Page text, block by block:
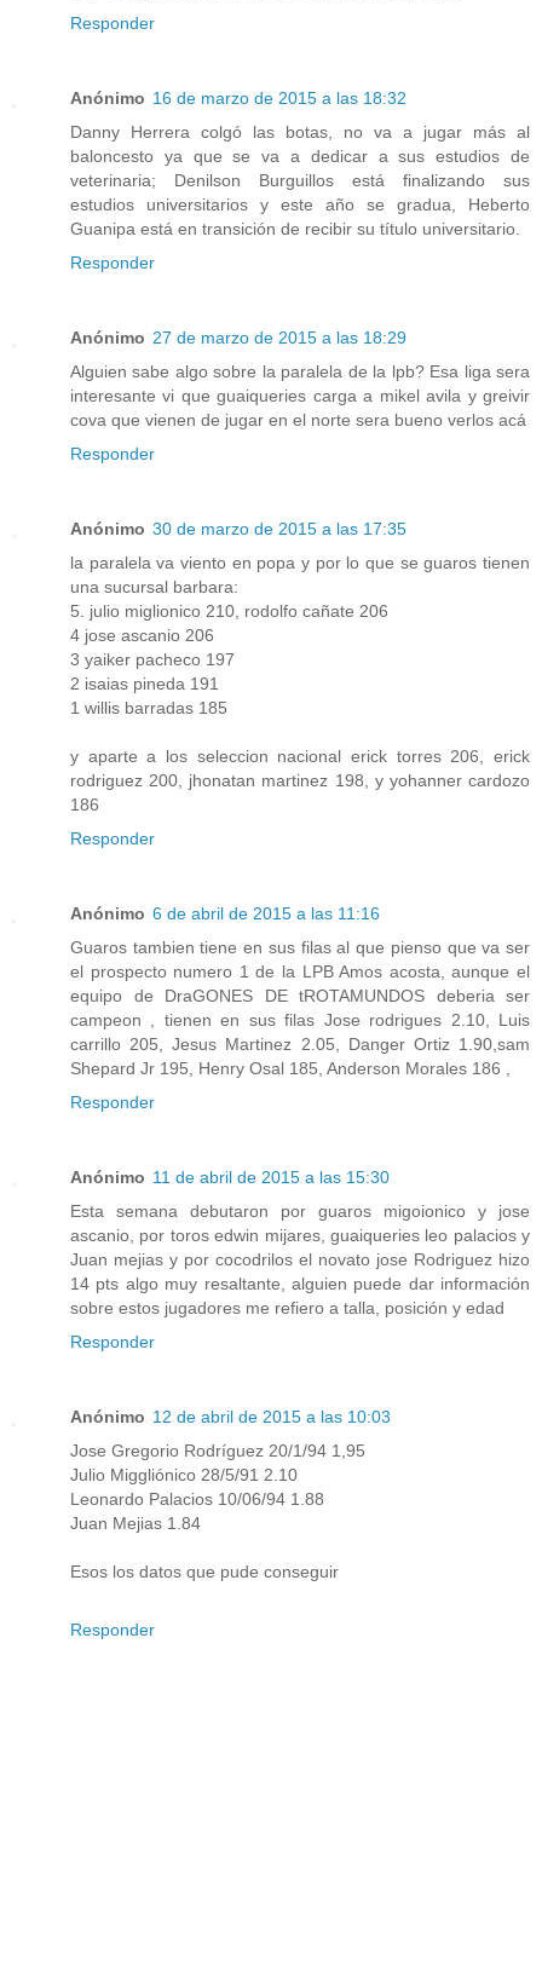
Responder
Anónimo 16 de marzo de 2015 a las 18:32
Danny Herrera colgó las botas, no va a jugar más al
baloncesto ya que se va a dedicar a sus estudios de
veterinaria; Denilson Burguillos está finalizando sus
estudios universitarios y este año se gradua, Heberto
Guanipa está en transición de recibir su título universitario.
Responder
Anónimo 27 de marzo de 2015 a las 18:29
Alguien sabe algo sobre la paralela de la lpb? Esa liga sera
interesante vi que guaiqueries carga a mikel avila y greivir
cova que vienen de jugar en el norte sera bueno verlos acá
Responder
Anónimo 30 de marzo de 2015 a las 17:35
la paralela va viento en popa y por lo que se guaros tienen
una sucursal barbara:
5. julio miglionico 210, rodolfo cañate 206
4 jose ascanio 206
3 yaiker pacheco 197
2 isaias pineda 191
1 willis barradas 185
y aparte a los seleccion nacional erick torres 206, erick
rodriguez 200, jhonatan martinez 198, y yohanner cardozo
186
Responder
Anónimo 6 de abril de 2015 a las 11:16
Guaros tambien tiene en sus filas al que pienso que va ser
el prospecto numero 1 de la LPB Amos acosta, aunque el
equipo de DraGONES DE tROTAMUNDOS deberia ser
campeon , tienen en sus filas Jose rodrigues 2.10, Luis
carrillo 205, Jesus Martinez 2.05, Danger Ortiz 1.90,sam
Shepard Jr 195, Henry Osal 185, Anderson Morales 186 ,
Responder
Anónimo 11 de abril de 2015 a las 15:30
Esta semana debutaron por guaros migoionico y jose
ascanio, por toros edwin mijares, guaiqueries leo palacios y
Juan mejias y por cocodrilos el novato jose Rodriguez hizo
14 pts algo muy resaltante, alguien puede dar información
sobre estos jugadores me refiero a talla, posición y edad
Responder
Anónimo 12 de abril de 2015 a las 10:03
Jose Gregorio Rodríguez 20/1/94 1,95
Julio Miggliónico 28/5/91 2.10
Leonardo Palacios 10/06/94 1.88
Juan Mejias 1.84
Esos los datos que pude conseguir
Responder